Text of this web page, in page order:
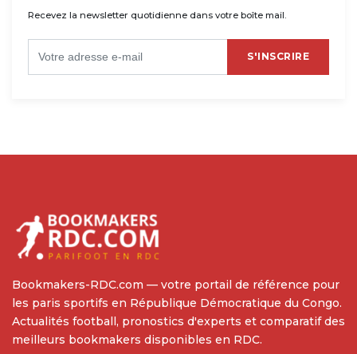
Recevez la newsletter quotidienne dans votre boîte mail.
S'INSCRIRE
Bookmakers-RDC.com — votre portail de référence pour
les paris sportifs en République Démocratique du Congo.
Actualités football, pronostics d'experts et comparatif des
meilleurs bookmakers disponibles en RDC.